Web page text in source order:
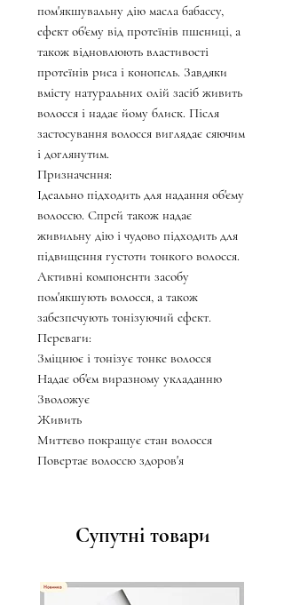
пом'якшувальну дію масла бабассу,
ефект об'єму від протеїнів пшениці, а
також відновлюють властивості
протеїнів риса і конопель. Завдяки
вмісту натуральних олій засіб живить
волосся і надає йому блиск. Після
застосування волосся виглядає сяючим
і доглянутим.
Призначення:
Ідеально підходить для надання об'єму
волоссю. Спрей також надає
живильну дію і чудово підходить для
підвищення густоти тонкого волосся.
Активні компоненти засобу
пом'якшують волосся, а також
забезпечують тонізуючий ефект.
Переваги:
Зміцнює і тонізує тонке волосся
Надає об'єм виразному укладанню
Зволожує
Живить
Миттєво покращує стан волосся
Повертає волоссю здоров'я
Супутні товари